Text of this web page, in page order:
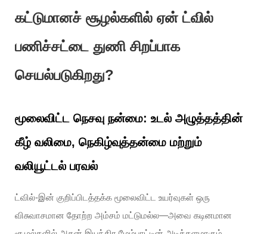
கட்டுமானச் சூழல்களில் ஏன் ட்வில்
பணிச்சட்டை துணி சிறப்பாக
செயல்படுகிறது?
மூலைவிட்ட நெசவு நன்மை: உடல் அழுத்தத்தின்
கீழ் வலிமை, நெகிழ்வுத்தன்மை மற்றும்
வலியூட்டல் பரவல்
ட்வில்-இன் குறிப்பிடத்தக்க மூலைவிட்ட உயர்வுகள் ஒரு
விசுவாசமான தோற்ற அம்சம் மட்டுமல்ல—அவை கடினமான